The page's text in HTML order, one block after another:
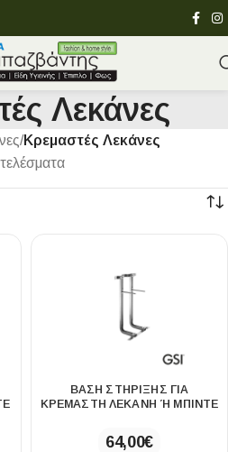
Λεκάνες
/Κρεμαστές Λεκάνες
ΒΆΣΗ ΣΤΉΡΙΞΗΣ ΓΙΑ
ΚΡΕΜΑΣΤΉ ΛΕΚΆΝΗ Ή ΜΠΙΝΤΈ
64,00€